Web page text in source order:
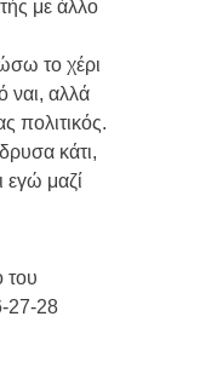
με άλλο
το χέρι
ναι, αλλά
πολιτικός.
κάτι,
εγώ μαζί
του
27-28